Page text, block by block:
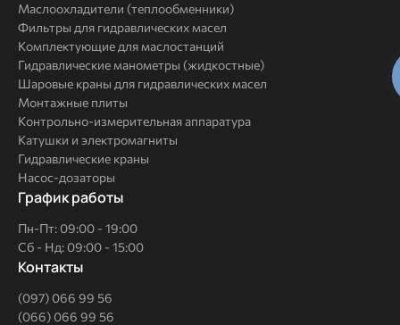
Маслоохладители (теплообменники)
Фильтры для гидравлических масел
Комплектующие для маслостанций
Гидравлические манометры (жидкостные)
Шаровые краны для гидравлических масел
Монтажные плиты
Контрольно-измерительная аппаратура
Катушки и электромагниты
Гидравлические краны
Насос-дозаторы
График работы
Пн-Пт: 09:00 - 19:00
Сб - Нд: 09:00 - 15:00
Контакты
(097) 066 99 56
(066) 066 99 56